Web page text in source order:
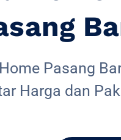
Pasang
Harga dan